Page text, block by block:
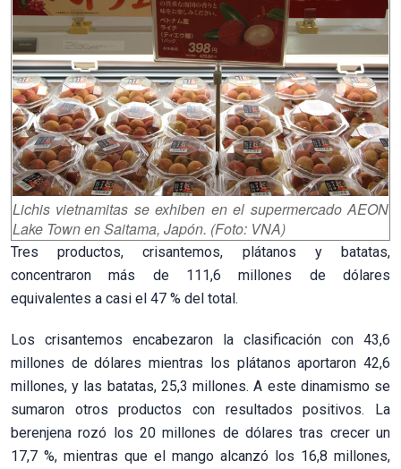
Lichis vietnamitas se exhiben en el supermercado AEON
Lake Town en Saitama, Japón. (Foto: VNA)
Tres productos, crisantemos, plátanos y batatas,
concentraron más de 111,6 millones de dólares
equivalentes a casi el 47 % del total.
Los crisantemos encabezaron la clasificación con 43,6
millones de dólares mientras los plátanos aportaron 42,6
millones, y las batatas, 25,3 millones. A este dinamismo se
sumaron otros productos con resultados positivos. La
berenjena rozó los 20 millones de dólares tras crecer un
17,7 %, mientras que el mango alcanzó los 16,8 millones,